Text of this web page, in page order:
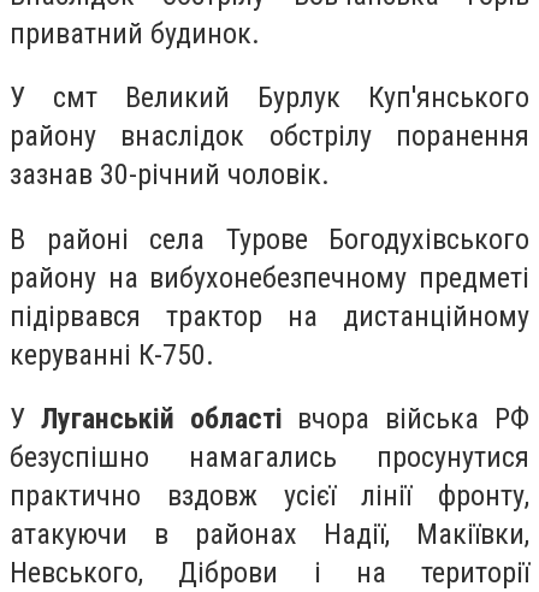
приватний будинок.
У смт Великий Бурлук Куп'янського
району внаслідок обстрілу поранення
зазнав 30-річний чоловік.
В районі села Турове Богодухівського
району на вибухонебезпечному предметі
підірвався трактор на дистанційному
керуванні К-750.
У Луганській області вчора війська РФ
безуспішно намагались просунутися
практично вздовж усієї лінії фронту,
атакуючи в районах Надії, Макіївки,
Невського, Діброви і на території